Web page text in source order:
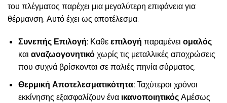
του πλέγματος παρέχει μια μεγαλύτερη επιφάνεια για
θέρμανση. Αυτό έχει ως αποτέλεσμα:
Συνεπής Επιλογή:Καθεεπιλογή παραμένει ομαλός
και αναζωογονητικόχωρίς τις μεταλλικές αποχρώσεις
που συχνά βρίσκονται σε παλιές πηνία σύρματος.
Θερμική Αποτελεσματικότητα:Ταχύτεροι χρόνοι
εκκίνησης εξασφαλίζουν ένα ικανοποιητικόςΑμέσως